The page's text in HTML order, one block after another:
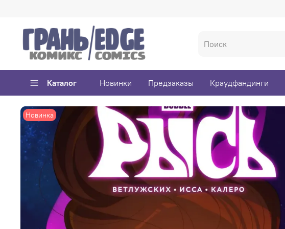
Каталог Новинки Предзаказы Краудфандинги
Новинка